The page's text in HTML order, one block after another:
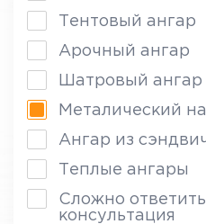
Тентовый ангар
Арочный ангар
Шатровый ангар
Металический
Ангар из
Теплые ангары
Сложно
консультация